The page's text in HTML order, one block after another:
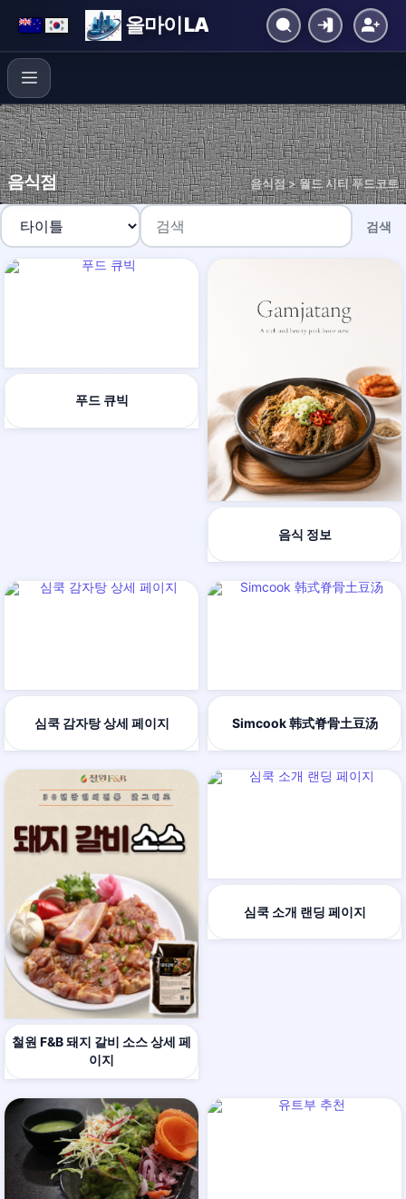
올마이 LA
음식점 음식점 > 월드 시티 푸드코트
검색
푸드 큐빅
음식 정보
심쿡 감자탕 상세 페이지 Simcook 韩式脊骨土豆汤
철원 F&B 돼지 갈비 소스 상세 페
이지
심쿡 소개 랜딩 페이지